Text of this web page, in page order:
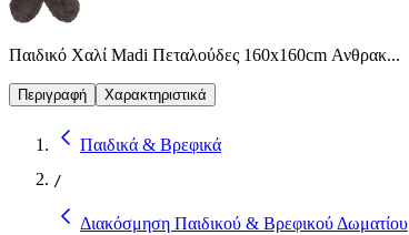
Παιδικό Χαλί Madi Πεταλούδες 160x160cm Ανθρακ...
Περιγραφή Χαρακτηριστικά
Παιδικά & Βρεφικά
/
Διακόσμηση Παιδικού & Βρεφικού Δωματίου